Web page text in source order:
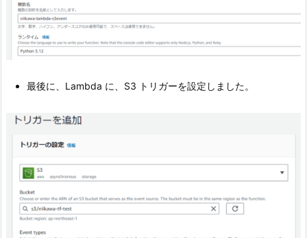
最後に、Lambda に、S3 トリガーを設定しました。